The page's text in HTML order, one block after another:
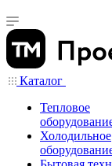
Каталог
Тепловое
Холодильное